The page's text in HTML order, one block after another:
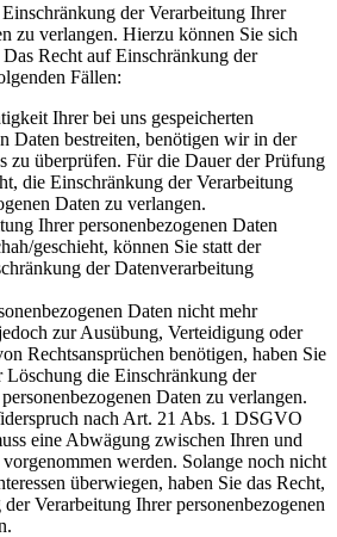
der Verarbeitung Ihrer
zu verlangen. Hierzu können Sie sich
Recht auf Einschränkung der
Fällen:
Ihrer bei uns gespeicherten
Daten bestreiten, benötigen wir in der
zu überprüfen. Für die Dauer der Prüfung
die Einschränkung der Verarbeitung
Daten zu verlangen.
Ihrer personenbezogenen Daten
geschieht, können Sie statt der
der Datenverarbeitung
Daten nicht mehr
zur Ausübung, Verteidigung oder
Rechtsansprüchen benötigen, haben Sie
Löschung die Einschränkung der
Daten zu verlangen.
nach Art. 21 Abs. 1 DSGVO
eine Abwägung zwischen Ihren und
vorgenommen werden. Solange noch nicht
überwiegen, haben Sie das Recht,
Verarbeitung Ihrer personenbezogenen